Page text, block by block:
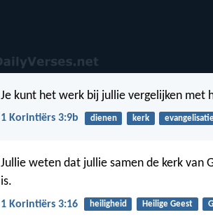
Je kunt het werk bij jullie vergelijken met
1 Korintiërs 3:9b dienen kerk
Jullie weten dat jullie samen de kerk van
is.
1 Korintiërs 3:16 heiligheid Heilige Geest